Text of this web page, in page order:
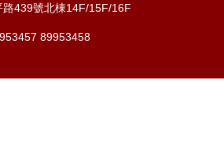
439號北棟14F/15F/16F
89953458